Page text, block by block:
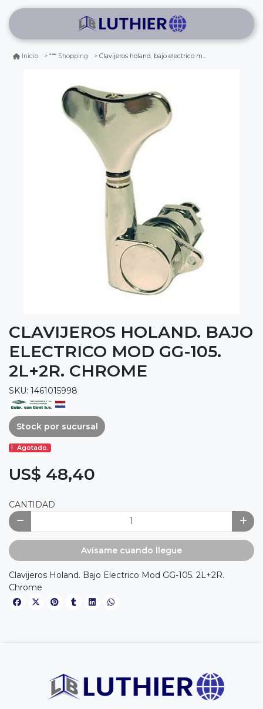
Inicio Shopping Clavijeros holand. bajo electrico mod gg-105. 2l+2r. chrome
CLAVIJEROS HOLAND. BAJO
ELECTRICO MOD GG-105.
2L+2R. CHROME
SKU: 1461015998
Stock por sucursal
Agotado.
US$ 48,40
CANTIDAD
Avísame cuando llegue
Clavijeros Holand. Bajo Electrico Mod GG-105. 2L+2R.
Chrome